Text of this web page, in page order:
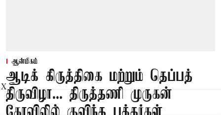
ஆன்மிகம்
ஆடிக் கிருத்திகை மற்றும் தெப்பத்
திருவிழா... திருத்தணி முருகன்
X